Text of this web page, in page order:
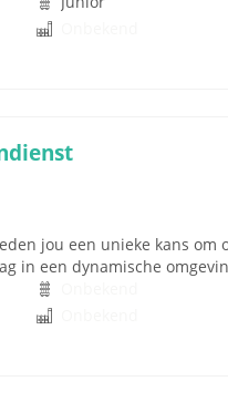
jou een unieke kans om
in een dynamische